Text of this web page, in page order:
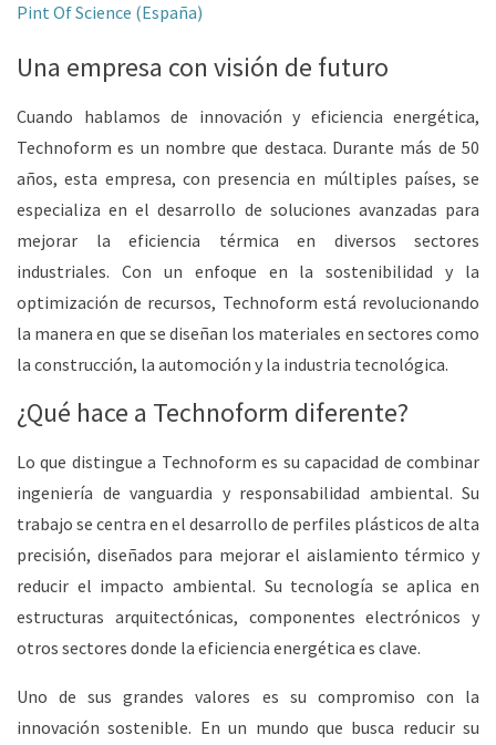
Pint Of Science (España)
Una empresa con visión de futuro
Cuando hablamos de innovación y eficiencia energética,
Technoform es un nombre que destaca. Durante más de 50
años, esta empresa, con presencia en múltiples países, se
especializa en el desarrollo de soluciones avanzadas para
mejorar la eficiencia térmica en diversos sectores
industriales. Con un enfoque en la sostenibilidad y la
optimización de recursos, Technoform está revolucionando
la manera en que se diseñan los materiales en sectores como
la construcción, la automoción y la industria tecnológica.
¿Qué hace a Technoform diferente?
Lo que distingue a Technoform es su capacidad de combinar
ingeniería de vanguardia y responsabilidad ambiental. Su
trabajo se centra en el desarrollo de perfiles plásticos de alta
precisión, diseñados para mejorar el aislamiento térmico y
reducir el impacto ambiental. Su tecnología se aplica en
estructuras arquitectónicas, componentes electrónicos y
otros sectores donde la eficiencia energética es clave.
Uno de sus grandes valores es su compromiso con la
innovación sostenible. En un mundo que busca reducir su